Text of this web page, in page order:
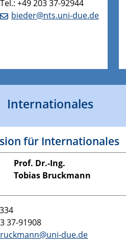
Tel.: +49 203 37-92944
bieder@nts.uni-due.de
Internationales
für Internationales
Prof. Dr.-Ing.
Tobias Bruckmann
37-91908
due.de